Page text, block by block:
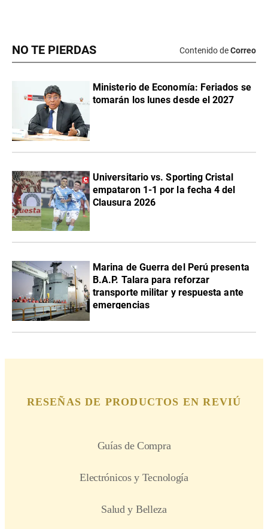
NO TE PIERDAS Contenido deCorreo
Ministerio de Economía: Feriados se
tomarán los lunes desde el 2027
Universitario vs. Sporting Cristal
empataron 1-1 por la fecha 4 del
Clausura 2026
Marina de Guerra del Perú presenta
B.A.P. Talara para reforzar
transporte militar y respuesta ante
emergencias